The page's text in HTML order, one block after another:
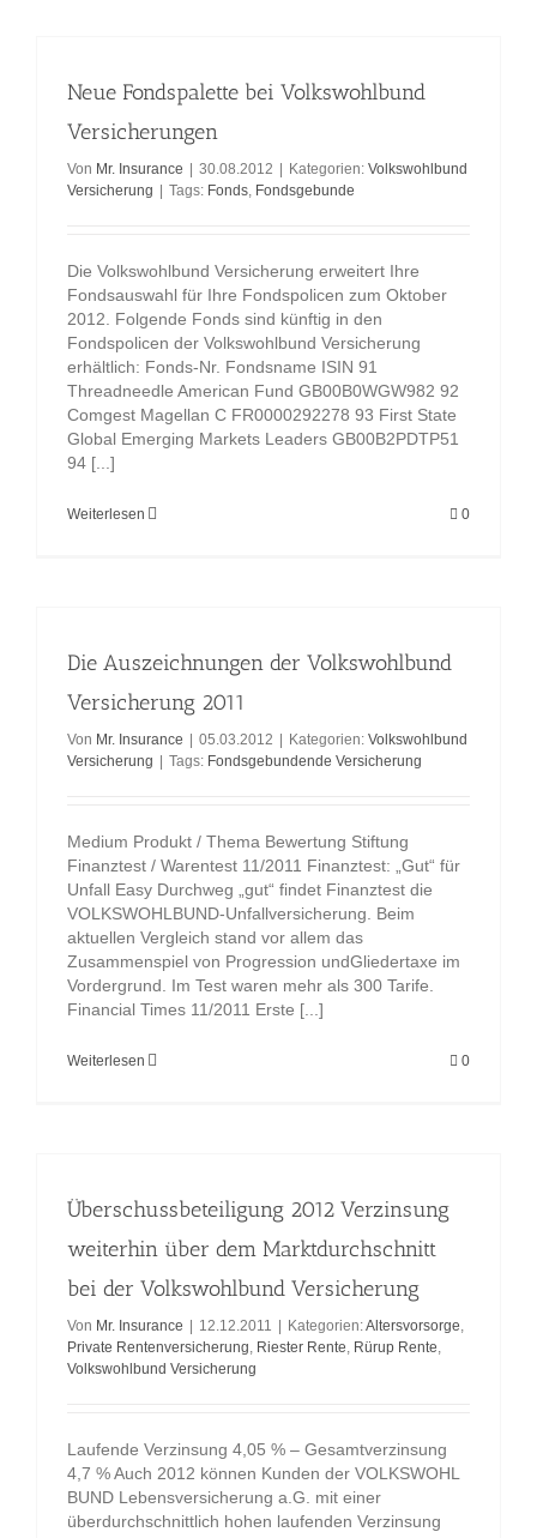
Neue Fondspalette bei Volkswohlbund
Versicherungen
Von Mr. Insurance 30.08.2012 Kategorien: Volkswohlbund
Versicherung
Tags: Fonds, Fondsgebunde
Die Volkswohlbund Versicherung erweitert Ihre
Fondsauswahl für Ihre Fondspolicen zum Oktober
2012. Folgende Fonds sind künftig in den
Fondspolicen der Volkswohlbund Versicherung
erhältlich: Fonds-Nr. Fondsname ISIN 91
Threadneedle American Fund GB00B0WGW982 92
Comgest Magellan C FR0000292278 93 First State
Global Emerging Markets Leaders GB00B2PDTP51
94 [...]
Weiterlesen 0
Die Auszeichnungen der Volkswohlbund
Versicherung 2011
Von Mr. Insurance 05.03.2012 Kategorien: Volkswohlbund
Versicherung
Tags: Fondsgebundende Versicherung
Medium Produkt / Thema Bewertung Stiftung
Finanztest / Warentest 11/2011 Finanztest: „Gut“ für
Unfall Easy Durchweg „gut“ findet Finanztest die
VOLKSWOHLBUND-Unfallversicherung. Beim
aktuellen Vergleich stand vor allem das
Zusammenspiel von Progression undGliedertaxe im
Vordergrund. Im Test waren mehr als 300 Tarife.
Financial Times 11/2011 Erste [...]
Weiterlesen 0
Überschussbeteiligung 2012 Verzinsung
weiterhin über dem Marktdurchschnitt
bei der Volkswohlbund Versicherung
Von Mr. Insurance 12.12.2011 Kategorien:Altersvorsorge,
Private Rentenversicherung, Riester Rente, Rürup Rente,
Volkswohlbund Versicherung
Laufende Verzinsung 4,05 % – Gesamtverzinsung
4,7 % Auch 2012 können Kunden der VOLKSWOHL
BUND Lebensversicherung a.G. mit einer
überdurchschnittlich hohen laufenden Verzinsung